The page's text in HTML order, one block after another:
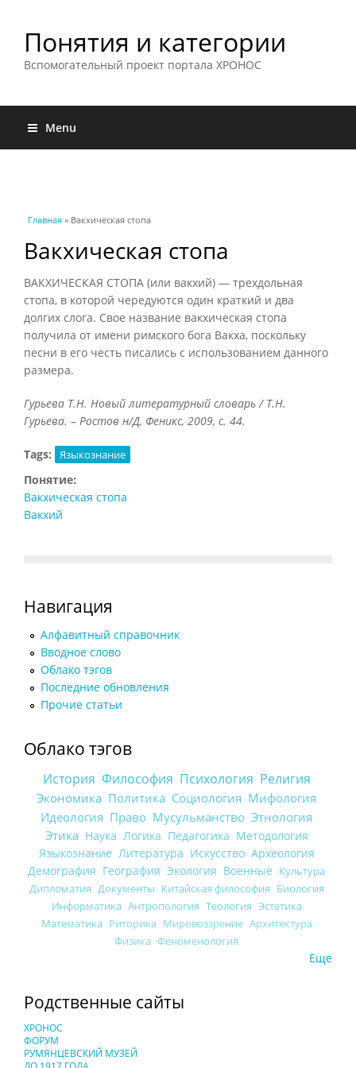
Понятия и категории
Вспомогательный проект портала ХРОНОС
Menu
Вы здесь
Главная » Вакхическая стопа
Вакхическая стопа
ВАКХИЧЕСКАЯ СТОПА (или вакхий) — трехдольная
стопа, в которой чередуются один краткий и два
долгих слога. Свое название вакхическая стопа
получила от имени римского бога Вакха, поскольку
песни в его честь писались с использованием данного
размера.
Гурьева Т.Н. Новый литературный словарь / Т.Н.
Гурьева. – Ростов н/Д, Феникс, 2009, с. 44.
Tags: Языкознание
Понятие:
Вакхическая стопа
Вакхий
Навигация
Алфавитный справочник
Вводное слово
Облако тэгов
Последние обновления
Прочие статьи
Облако тэгов
История Философия Психология Религия
Экономика Политика Социология Мифология
Идеология Право Мусульманство Этнология
Этика Наука Логика Педагогика Методология
Языкознание Литература Искусство Археология
Демография География Экология Военные Культура
Дипломатия Документы Китайская философия Биология
Информатика Антропология Теология Эстетика
Математика Риторика Мировоззрение Архитектура
Физика Феноменология
Еще
Родственные сайты
ХРОНОС
ФОРУМ
РУМЯНЦЕВСКИЙ МУЗЕЙ